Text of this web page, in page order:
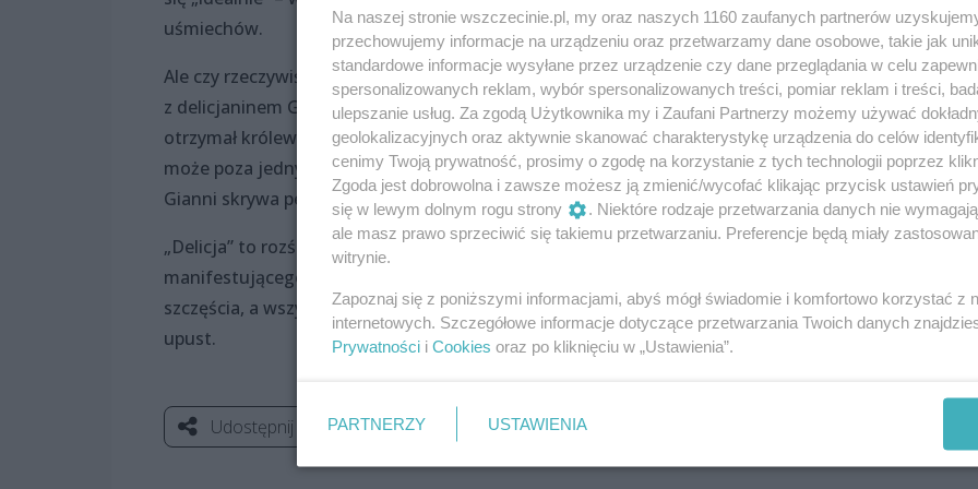
uśmiechów.
Ale czy rzeczywiście ponadprzeciętna staranność popłaca? Odpowiedzi na to pytanie poszukamy
z delicjaninem Giannim Trombino, który za swoje zasługi w zakresie renowacji przypalonych
otrzymał królewski tytuł, a razem z nim wszystko, czego dusza zapragnie. Nikt jednak nie wie (no
może poza jednym ciekawskim Kluską z rodziny Spaghettich, który jest urodzonym
Gianni skrywa pewien bardzo osobliwy sekret…
„Delicja” to rozśpiewana, pełna humoru i wartkiej akcji sztuka, która przemyca włoskiego ducha,
manifestującego pochwałę niezmierzonej fantazji. To opowieść o tym, że perfekcja nie jest drogą
szczęścia, a wszystkie emocje, nawet te pozornie niepożądane, są ważne, potrzebne i warto
upust.
Udostępnij
Na naszej stronie wszczecinie.pl, my oraz naszych 1160 zaufanych partnerów
przechowujemy informacje na urządzeniu oraz przetwarzamy dane osobowe, takie jak
standardowe informacje wysyłane przez urządzenie czy dane przeglądania w celu
spersonalizowanych reklam, wybór spersonalizowanych treści, pomiar reklam i treści,
ulepszanie usług. Za zgodą Użytkownika my i Zaufani Partnerzy możemy używać
geolokalizacyjnych oraz aktywnie skanować charakterystykę urządzenia do celów
cenimy Twoją prywatność, prosimy o zgodę na korzystanie z tych technologii poprzez
Zgoda jest dobrowolna i zawsze możesz ją zmienić/wycofać klikając przycisk ustawień
się w lewym dolnym rogu strony
. Niektóre rodzaje przetwarzania danych nie
ale masz prawo sprzeciwić się takiemu przetwarzaniu. Preferencje będą miały
witrynie.
Zapoznaj się z poniższymi informacjami, abyś mógł świadomie i komfortowo korzystać z
internetowych. Szczegółowe informacje dotyczące przetwarzania Twoich danych
Prywatności i Cookies oraz po kliknięciu w „Ustawienia”.
PARTNERZY USTAWIENIA